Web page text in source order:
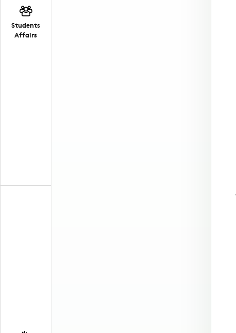
Students
Affairs